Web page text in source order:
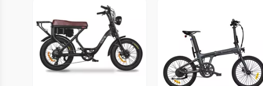
Vista Previa
Vista Previa